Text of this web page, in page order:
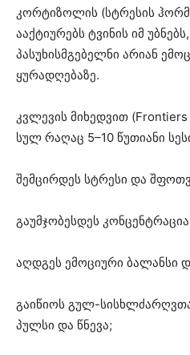
კორტიზოლის (სტრესის
ააქტიურებს ტვინის იმ
პასუხისმგებელნი არიან
ყურადღებაზე.
კვლევის მიხედვით
სულ რაღაც 5–10 წუთიანი
შემცირდეს სტრესი და
გაუმჯობესდეს
აღდგეს ემოციური ბალანსი
გაიწიოს გულ-
პულსი და წნევა;